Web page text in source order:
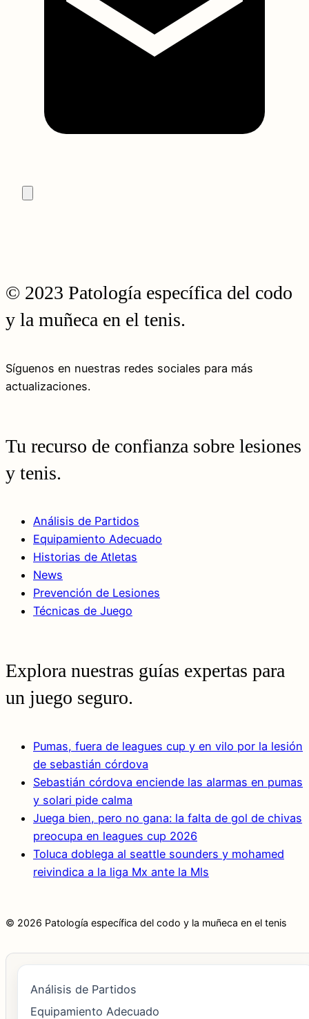
© 2023 Patología específica del codo
y la muñeca en el tenis.
Síguenos en nuestras redes sociales para más
actualizaciones.
Tu recurso de confianza sobre lesiones
y tenis.
Análisis de Partidos
Equipamiento Adecuado
Historias de Atletas
News
Prevención de Lesiones
Técnicas de Juego
Explora nuestras guías expertas para
un juego seguro.
Pumas, fuera de leagues cup y en vilo por la lesión
de sebastián córdova
Sebastián córdova enciende las alarmas en pumas
y solari pide calma
Juega bien, pero no gana: la falta de gol de chivas
preocupa en leagues cup 2026
Toluca doblega al seattle sounders y mohamed
reivindica a la liga Mx ante la Mls
© 2026 Patología específica del codo y la muñeca en el tenis
Análisis de Partidos
Equipamiento Adecuado